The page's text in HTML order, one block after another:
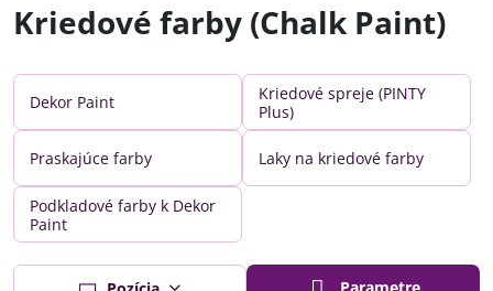
Kriedové farby (Chalk Paint)
Dekor Paint
Kriedové spreje (PINTY
Plus)
Praskajúce farby Laky na kriedové farby
Podkladové farby k Dekor
Paint